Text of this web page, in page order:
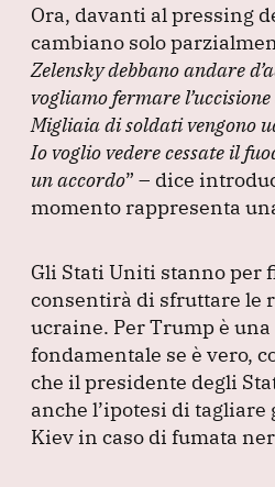
Ora, davanti al pressing
cambiano solo
Zelensky debbano andare
vogliamo fermare
Migliaia di soldati vengono
Io voglio vedere cessate il
un accordo” – dice
momento rappresenta
Gli Stati Uniti stanno per
consentirà di sfruttare le
ucraine. Per Trump è
fondamentale se è vero,
che il presidente degli
anche l’ipotesi di
Kiev in caso di fumata